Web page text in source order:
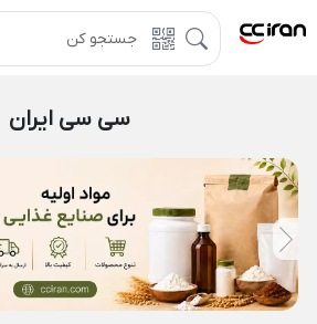
سی سی ایران